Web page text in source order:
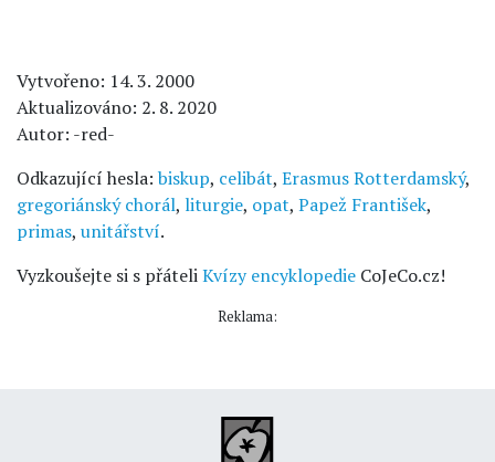
Vytvořeno: 14. 3. 2000
Aktualizováno: 2. 8. 2020
Autor: -red-
Odkazující hesla: biskup, celibát, Erasmus Rotterdamský,
gregoriánský chorál, liturgie, opat, Papež František,
primas, unitářství.
Vyzkoušejte si s přáteliKvízy encyklopedie CoJeCo.cz!
Reklama: